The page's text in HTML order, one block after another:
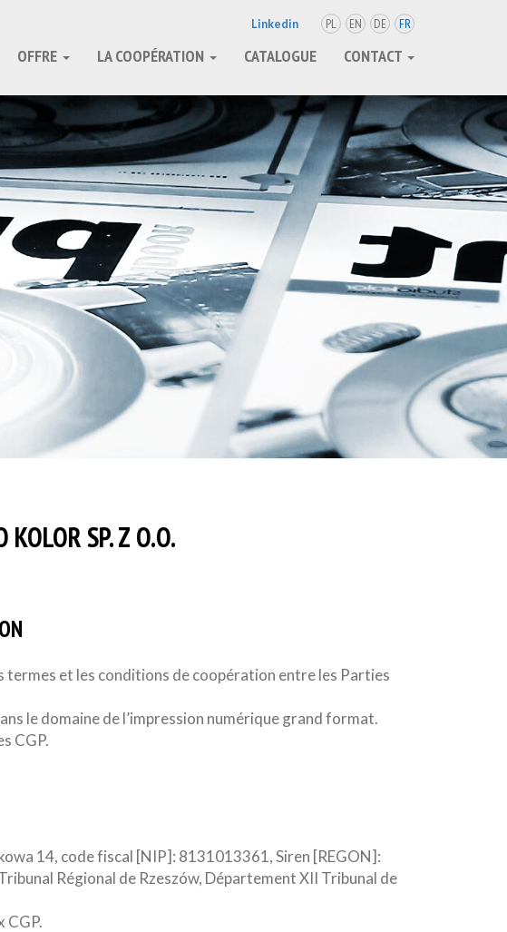
Linkedin PL EN DE FR
OFFRE LA COOPÉRATION CATALOGUE CONTACT
SP. Z O.O.
termes et les conditions de coopération entre les Parties
le domaine de l’impression numérique grand format.
CGP.
14, code fiscal [NIP]: 8131013361, Siren [REGON]:
Régional de Rzeszów, Département XII Tribunal de
CGP.